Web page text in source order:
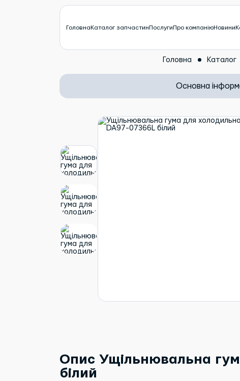
ГоловнаКаталог запчастинПослугиПро компаніюНовини
Головна Каталог
Основна
Опис Ущільнювальна
білий